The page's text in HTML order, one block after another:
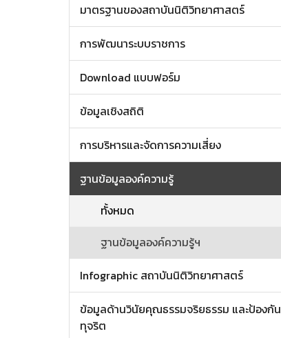
มาตรฐานของสถาบันนิติวิทยาศาสตร์
การพัฒนาระบบราชการ
Download แบบฟอร์ม
ข้อมูลเชิงสถิติ
การบริหารและจัดการความเสี่ยง
ฐานข้อมูลองค์ความรู้
ทั้งหมด
ฐานข้อมูลองค์ความรู้ฯ
Infographic สถาบันนิติวิทยาศาสตร์
ข้อมูลด้านวินัยคุณธรรมจริยธรรม และป้องกัน
ทุจริต